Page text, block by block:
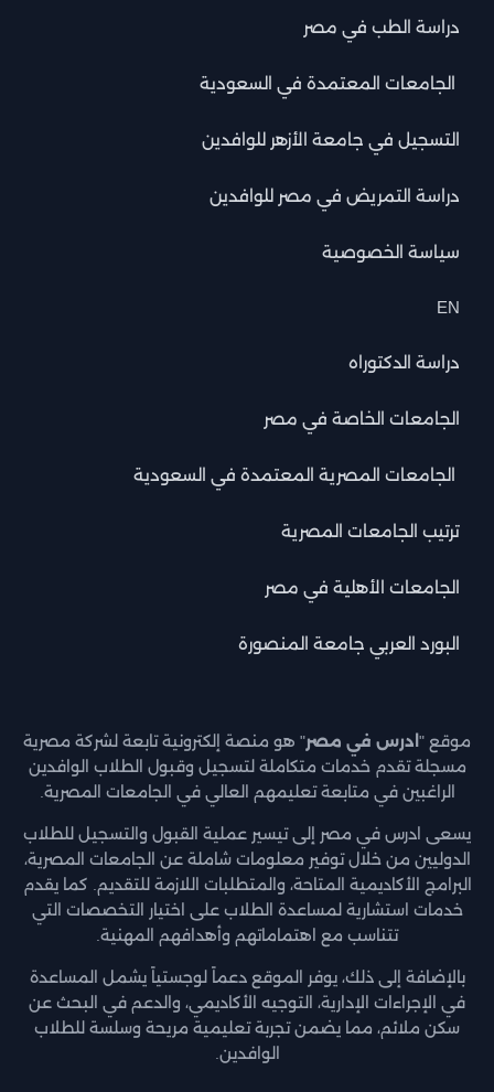
دراسة الطب في مصر
الجامعات المعتمدة في السعودية
التسجيل في جامعة الأزهر للوافدين
دراسة التمريض في مصر للوافدين
سياسة الخصوصية
EN
دراسة الدكتوراه
الجامعات الخاصة في مصر
الجامعات المصرية المعتمدة في السعودية
ترتيب الجامعات المصرية
الجامعات الأهلية في مصر
البورد العربي جامعة المنصورة
موقع " ادرس في مصر" هو منصة إلكترونية تابعة لشركة مصرية
مسجلة تقدم خدمات متكاملة لتسجيل وقبول الطلاب الوافدين
الراغبين في متابعة تعليمهم العالي في الجامعات المصرية.
يسعى ادرس في مصر إلى تيسير عملية القبول والتسجيل للطلاب
الدوليين من خلال توفير معلومات شاملة عن الجامعات المصرية،
البرامج الأكاديمية المتاحة، والمتطلبات اللازمة للتقديم. كما يقدم
خدمات استشارية لمساعدة الطلاب على اختيار التخصصات التي
تتناسب مع اهتماماتهم وأهدافهم المهنية.
بالإضافة إلى ذلك، يوفر الموقع دعماً لوجستياً يشمل المساعدة
في الإجراءات الإدارية، التوجيه الأكاديمي، والدعم في البحث عن
سكن ملائم، مما يضمن تجربة تعليمية مريحة وسلسة للطلاب
الوافدين.